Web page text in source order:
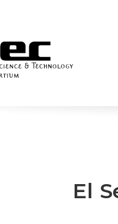
El